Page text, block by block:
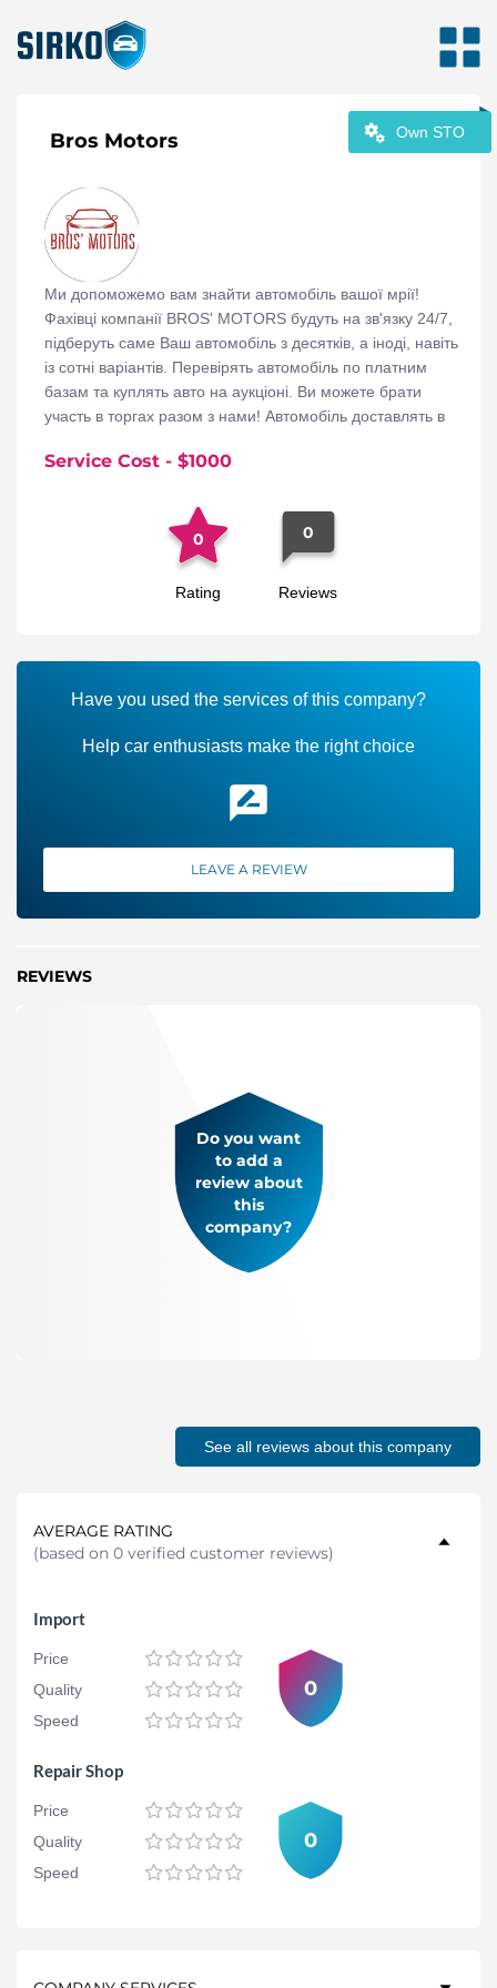
Own STO
Bros Motors
Ми допоможемо вам знайти автомобіль вашої мрії!
Фахівці компанії BROS' MOTORS будуть на зв'язку 24/7,
підберуть саме Ваш автомобіль з десятків, а іноді, навіть
із сотні варіантів. Перевірять автомобіль по платним
базам та куплять авто на аукціоні. Ви можете брати
участь в торгах разом з нами! Автомобіль доставлять в
Service Cost - $1000
0
Rating
0
Reviews
Have you used the services of this company?
Help car enthusiasts make the right choice
LEAVE A REVIEW
REVIEWS
Do you want
to add a
review about
this
company?
See all reviews about this company
AVERAGE RATING
(based on 0 verified customer reviews)
Import
Price
Quality
Speed
0
Repair Shop
Price
Quality
Speed
0